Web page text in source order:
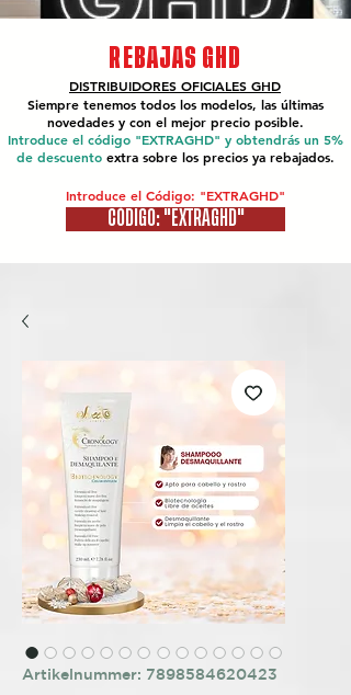
REBAJAS GHD
DISTRIBUIDORES OFICIALES GHD
Siempre tenemos todos los modelos, las últimas
novedades y con el mejor precio posible.
Introduce el código "EXTRAGHD" y obtendrás un 5%
de descuento extra sobre los precios ya rebajados.
Introduce el Código: "EXTRAGHD"
CÓDIGO: "EXTRAGHD"
Artikelnummer: 7898584620423